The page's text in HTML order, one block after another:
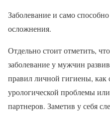
Заболевание и само
осложнения.
Отдельно стоит отметить,
заболевание у мужчин
правил личной гигиены, как
урологической проблемы
партнеров. Заметив у себя